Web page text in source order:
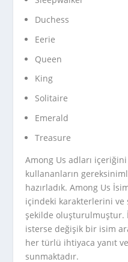
Duchess
Eerie
Queen
King
Solitaire
Emerald
Treasure
Among Us adları
kullananların
hazırladık. Among Us
içindeki karakterlerini ve
şekilde oluşturulmuştur.
isterse değişik bir isim
her türlü ihtiyaca yanıt
sunmaktadır.